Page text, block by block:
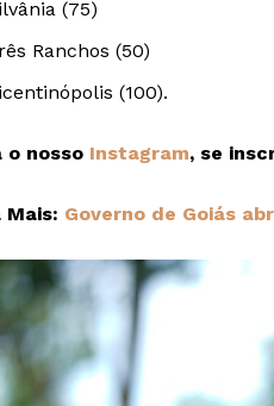
(75)
Ranchos (50)
(100).
o nosso Instagram, se
Mais: Governo de Goiás